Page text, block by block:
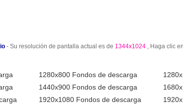
- Su resolución de pantalla actual es de 1344x1024 , Haga clic
1280x800 Fondos de descarga
1440x900 Fondos de descarga
1920x1080 Fondos de descarga